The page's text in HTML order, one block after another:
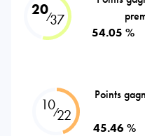
20⁄37
54.05 %
10⁄22
Points
45.46 %